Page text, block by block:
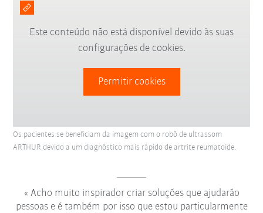
Este conteúdo não está disponível devido às suas
configurações de cookies.
Permitir cookies
Os pacientes se beneficiam da imagem com o robô de ultrassom
ARTHUR devido a um diagnóstico mais rápido de artrite reumatoide.
Acho muito inspirador criar soluções que ajudarão
pessoas e é também por isso que estou particularmente